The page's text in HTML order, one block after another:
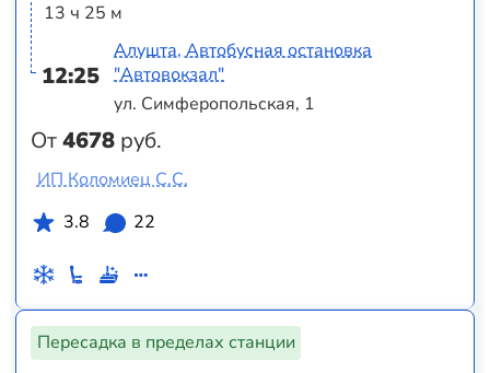
13 ч 25 м
12:25
От4678 руб.
Алушта, Автобусная остановка
"Автовокзал"
ул. Симферопольская, 1
ИП Коломиец С.С.
3.8
22
Пересадка в пределах станции